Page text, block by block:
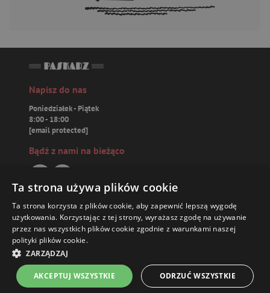
10,72 ZŁ
Napisz do nas
Poniedziałek - Piątek
8:00 - 18:00
[email protected]
Bądź z nami na bieżąco
Paskarz.pl
Zamówienia
Książki
Ta strona używa plików cookie
Ta strona korzysta z plików cookie, aby zapewnić lepszą wygodę
użytkowania. Korzystając z tej strony, wyrażasz zgodę na używanie
przez nas wszystkich plików cookie zgodnie z warunkami naszej
polityki plików cookie.
ZARZĄDZAJ
AKCEPTUJ WSZYSTKIE ODRZUĆ WSZYSTKIE